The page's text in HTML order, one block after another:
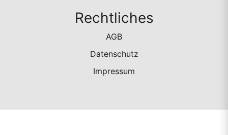
Rechtliches
AGB
Datenschutz
Impressum